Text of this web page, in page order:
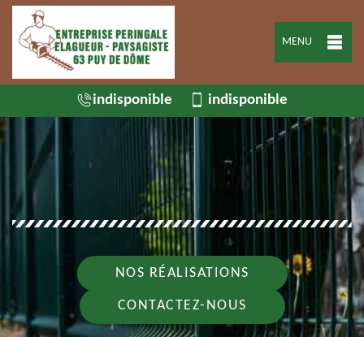
MENU
indisponible indisponible
NOS RÉALISATIONS
CONTACTEZ-NOUS